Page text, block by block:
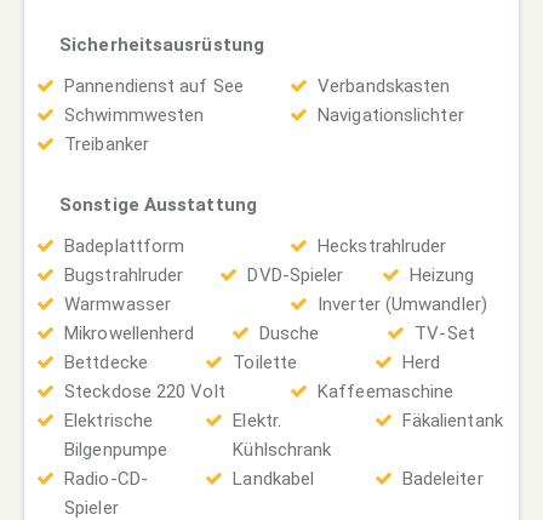
Sicherheitsausrüstung
Pannendienst auf See
Verbandskasten
Schwimmwesten
Navigationslichter
Treibanker
Sonstige Ausstattung
Badeplattform
Heckstrahlruder
Bugstrahlruder
DVD-Spieler
Heizung
Warmwasser
Inverter (Umwandler)
Mikrowellenherd
Dusche
TV-Set
Bettdecke
Toilette
Herd
Steckdose 220 Volt
Kaffeemaschine
Elektrische
Bilgenpumpe
Elektr.
Kühlschrank
Fäkalientank
Radio-CD-
Spieler
Landkabel Badeleiter